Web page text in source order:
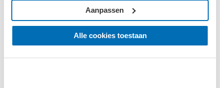
Alle cookies toestaan
Aanpassen
€ 44,-
€ 55,-
Vandaag besteld, morgen